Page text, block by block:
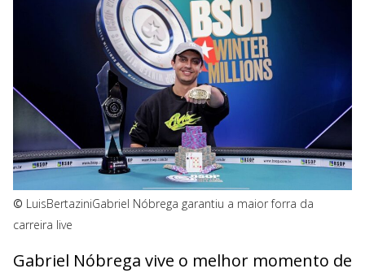
© LuisBertaziniGabriel Nóbrega garantiu a maior forra da
carreira live
Gabriel Nóbrega vive o melhor momento de